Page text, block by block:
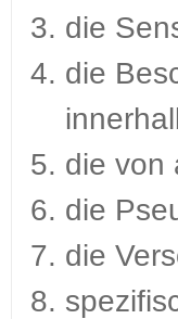
die
die
die von
die
die